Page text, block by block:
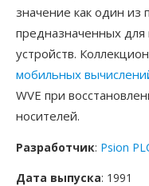
значение как один из
предназначенных для
устройств.
мобильных
WVE при
носителей.
Разработчик: Psion
Дата выпуска: 1991